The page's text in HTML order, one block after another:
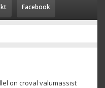
Facebook
on croval valumassist